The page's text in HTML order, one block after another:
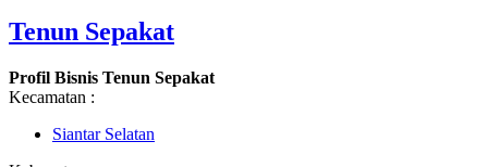
Tenun Sepakat
Profil Bisnis Tenun Sepakat
Kecamatan :
Siantar Selatan